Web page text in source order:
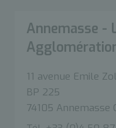
Annemasse -
11 avenue Emile
BP 225
74105 Annemasse